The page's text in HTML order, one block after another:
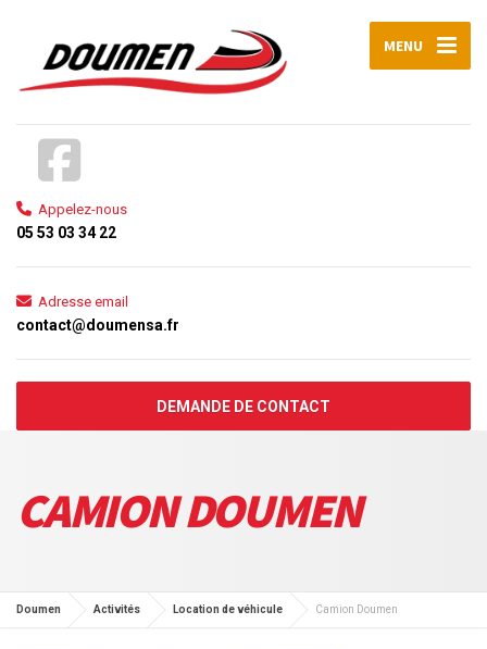
MENU
Appelez-nous
05 53 03 34 22
Adresse email
contact@doumensa.fr
DEMANDE DE CONTACT
CAMION DOUMEN
Doumen Activités Location de véhicule Camion Doumen